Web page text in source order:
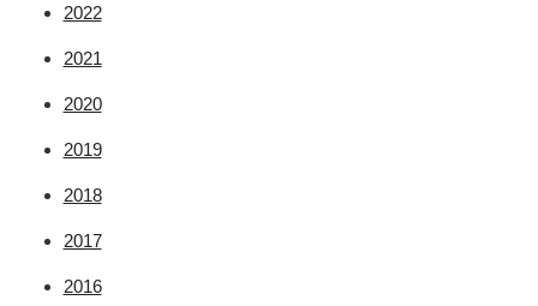
2022
2021
2020
2019
2018
2017
2016